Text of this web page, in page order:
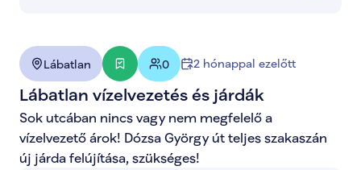
Lábatlan 0 2 hónappal ezelőtt
Lábatlan vízelvezetés és járdák
Sok utcában nincs vagy nem megfelelő a
vízelvezető árok! Dózsa György út teljes szakaszán
új járda felújítása, szükséges!